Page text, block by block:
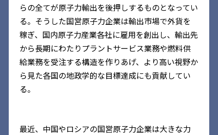
らの全てが原子力輸出を後押しするものとなってい
る。そうした国営原子力企業は輸出市場で外貨を
稼ぎ、国内原子力産業各社に雇用を創出し、輸出先
から長期にわたりプラントサービス業務や燃料供
給業務を受注する構造を作りあげ、より高い視野か
ら見た各国の地政学的な目標達成にも貢献してい
る。
最近、中国やロシアの国営原子力企業は大きな力